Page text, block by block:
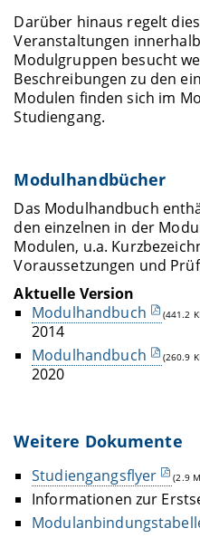
Darüber hinaus regelt
Veranstaltungen
Modulgruppen besucht
Beschreibungen zu den
Modulen finden sich im
Studiengang.
Modulhandbücher
Das Modulhandbuch
den einzelnen in der
Modulen, u.a.
Voraussetzungen und
Aktuelle Version
Modulhandbuch
(441.2
2014
Modulhandbuch
(260.9
2020
Weitere Dokumente
Studiengangsflyer (2.9
Informationen zur